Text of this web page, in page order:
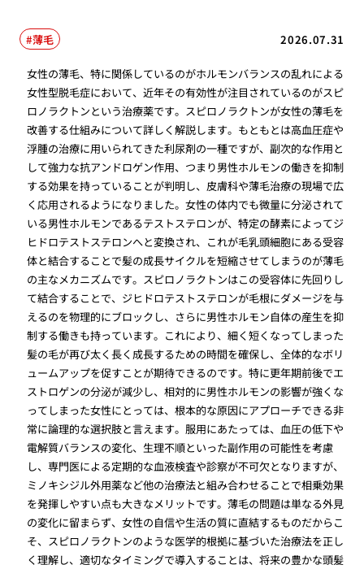
2026.07.31
薄毛
女性の薄毛、特に関係しているのがホルモンバランスの乱れによる
女性型脱毛症において、近年その有効性が注目されているのがスピ
ロノラクトンという治療薬です。スピロノラクトンが女性の薄毛を
改善する仕組みについて詳しく解説します。もともとは高血圧症や
浮腫の治療に用いられてきた利尿剤の一種ですが、副次的な作用と
して強力な抗アンドロゲン作用、つまり男性ホルモンの働きを抑制
する効果を持っていることが判明し、皮膚科や薄毛治療の現場で広
く応用されるようになりました。女性の体内でも微量に分泌されて
いる男性ホルモンであるテストステロンが、特定の酵素によってジ
ヒドロテストステロンへと変換され、これが毛乳頭細胞にある受容
体と結合することで髪の成長サイクルを短縮させてしまうのが薄毛
の主なメカニズムです。スピロノラクトンはこの受容体に先回りし
て結合することで、ジヒドロテストステロンが毛根にダメージを与
えるのを物理的にブロックし、さらに男性ホルモン自体の産生を抑
制する働きも持っています。これにより、細く短くなってしまった
髪の毛が再び太く長く成長するための時間を確保し、全体的なボリ
ュームアップを促すことが期待できるのです。特に更年期前後でエ
ストロゲンの分泌が減少し、相対的に男性ホルモンの影響が強くな
ってしまった女性にとっては、根本的な原因にアプローチできる非
常に論理的な選択肢と言えます。服用にあたっては、血圧の低下や
電解質バランスの変化、生理不順といった副作用の可能性を考慮
し、専門医による定期的な血液検査や診察が不可欠となりますが、
ミノキシジル外用薬など他の治療法と組み合わせることで相乗効果
を発揮しやすい点も大きなメリットです。薄毛の問題は単なる外見
の変化に留まらず、女性の自信や生活の質に直結するものだからこ
そ、スピロノラクトンのような医学的根拠に基づいた治療法を正し
く理解し、適切なタイミングで導入することは、将来の豊かな頭髪